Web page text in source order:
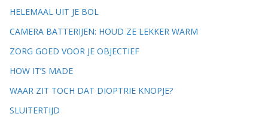
HELEMAAL UIT JE BOL
CAMERA BATTERIJEN: HOUD ZE LEKKER WARM
ZORG GOED VOOR JE OBJECTIEF
HOW IT’S MADE
WAAR ZIT TOCH DAT DIOPTRIE KNOPJE?
SLUITERTIJD